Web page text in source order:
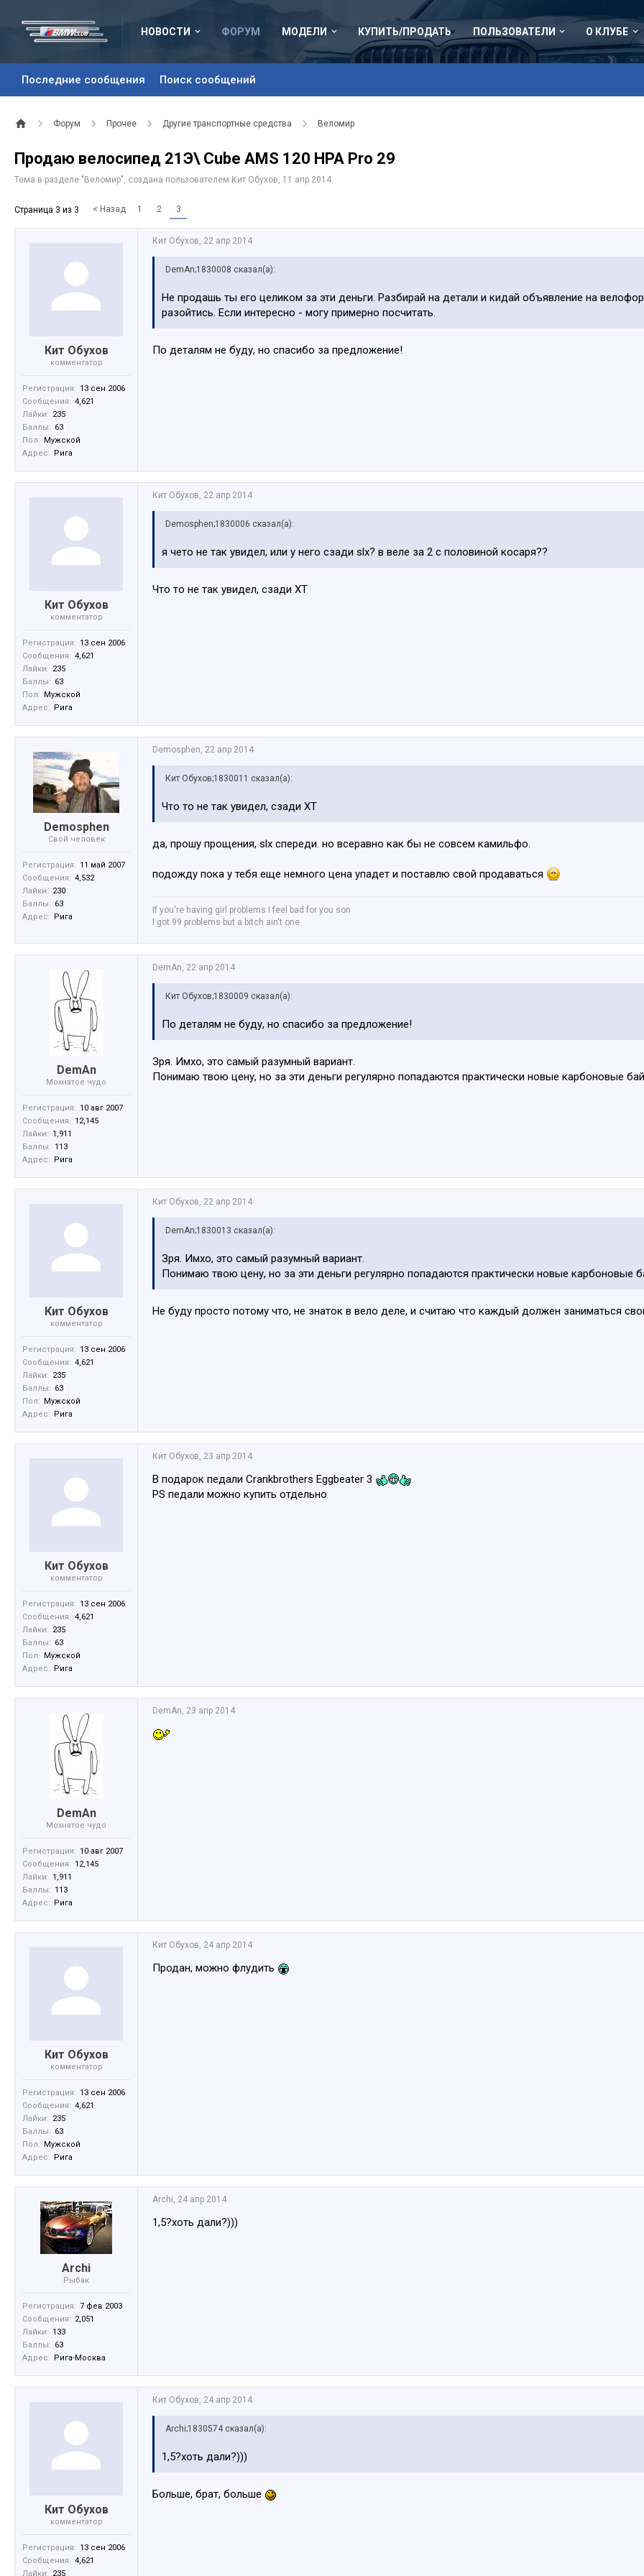
НОВОСТИ ФОРУМ
Последние сообщения Поиск сообщений
МОДЕЛИ КУПИТЬ/ПРОДАТЬ ПОЛЬЗОВАТЕЛИ О КЛУБЕ
Форум Прочее Другие транспортные средства Веломир
Продаю велосипед 21Э\ Cube AMS 120 HPA Pro 29
Тема в разделе " Веломир", создана пользователем Кит Обухов, 11 апр 2014.
Страница 3 из 3 < Назад 1 2 3
Кит Обухов
комментатор
Регистрация: 13 сен 2006
Сообщения: 4,621
Лайки: 235
Баллы: 63
Пол: Мужской
Адрес: Рига
Кит Обухов, 22 апр 2014
DemAn;1830008 сказал(а):
Не продашь ты его целиком за эти деньги. Разбирай на детали и кидай объявление на
разойтись. Если интересно - могу примерно посчитать.
По деталям не буду, но спасибо за предложение!
Кит Обухов
комментатор
Регистрация: 13 сен 2006
Сообщения: 4,621
Лайки: 235
Баллы: 63
Пол: Мужской
Адрес: Рига
Кит Обухов, 22 апр 2014
Demosphen;1830006 сказал(а):
я чето не так увидел, или у него сзади slx? в веле за 2 с половиной косаря??
Что то не так увидел, сзади XT
Demosphen
Свой человек
Регистрация: 11 май 2007
Сообщения: 4,532
Лайки: 230
Баллы: 63
Адрес: Рига
Demosphen, 22 апр 2014
Кит Обухов;1830011 сказал(а):
Что то не так увидел, сзади XT
да, прошу прощения, slx спереди. но всеравно как бы не совсем камильфо.
подожду пока у тебя еще немного цена упадет и поставлю свой продаваться
If you're having girl problems I feel bad for you son
I got 99 problems but a bitch ain't one
DemAn
Мохнатое чудо
Регистрация: 10 авг 2007
Сообщения: 12,145
Лайки: 1,911
Баллы: 113
Адрес: Рига
DemAn, 22 апр 2014
Кит Обухов;1830009 сказал(а):
По деталям не буду, но спасибо за предложение!
Зря. Имхо, это самый разумный вариант.
Понимаю твою цену, но за эти деньги регулярно попадаются практически новые карбоновые
Кит Обухов
комментатор
Регистрация: 13 сен 2006
Сообщения: 4,621
Лайки: 235
Баллы: 63
Пол: Мужской
Адрес: Рига
Кит Обухов, 22 апр 2014
DemAn;1830013 сказал(а):
Зря. Имхо, это самый разумный вариант.
Понимаю твою цену, но за эти деньги регулярно попадаются практически новые карбоновые
Не буду просто потому что, не знаток в вело деле, и считаю что каждый должен заниматься
Кит Обухов
комментатор
Регистрация: 13 сен 2006
Сообщения: 4,621
Лайки: 235
Баллы: 63
Пол: Мужской
Адрес: Рига
Кит Обухов, 23 апр 2014
В подарок педали Crankbrothers Eggbeater 3
PS педали можно купить отдельно
DemAn
Мохнатое чудо
Регистрация: 10 авг 2007
Сообщения: 12,145
Лайки: 1,911
Баллы: 113
Адрес: Рига
DemAn, 23 апр 2014
Кит Обухов
комментатор
Регистрация: 13 сен 2006
Сообщения: 4,621
Лайки: 235
Баллы: 63
Пол: Мужской
Адрес: Рига
Кит Обухов, 24 апр 2014
Продан, можно флудить
Archi
Рыбак
Регистрация: 7 фев 2003
Сообщения: 2,051
Лайки: 133
Баллы: 63
Адрес: Рига-Москва
Archi, 24 апр 2014
1,5?хоть дали?)))
Кит Обухов
комментатор
Регистрация: 13 сен 2006
Сообщения: 4,621
Лайки: 235
Кит Обухов, 24 апр 2014
Archi;1830574 сказал(а):
1,5?хоть дали?)))
Больше, брат, больше